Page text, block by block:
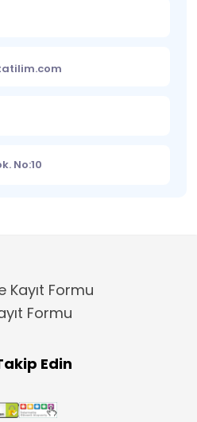
No:10
Kayıt Formu
Formu
Edin